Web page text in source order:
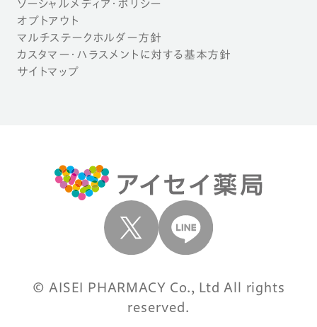
ソーシャルメディア・ポリシー
オプトアウト
マルチステークホルダー方針
カスタマー・ハラスメントに対する基本方針
サイトマップ
© AISEI PHARMACY Co., Ltd All rights
reserved.